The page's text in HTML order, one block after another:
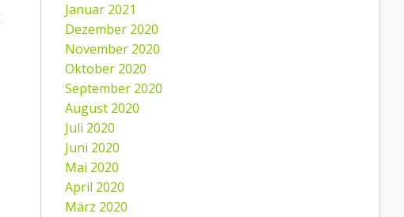
Januar 2021
Dezember 2020
November 2020
Oktober 2020
September 2020
August 2020
Juli 2020
Juni 2020
Mai 2020
April 2020
März 2020